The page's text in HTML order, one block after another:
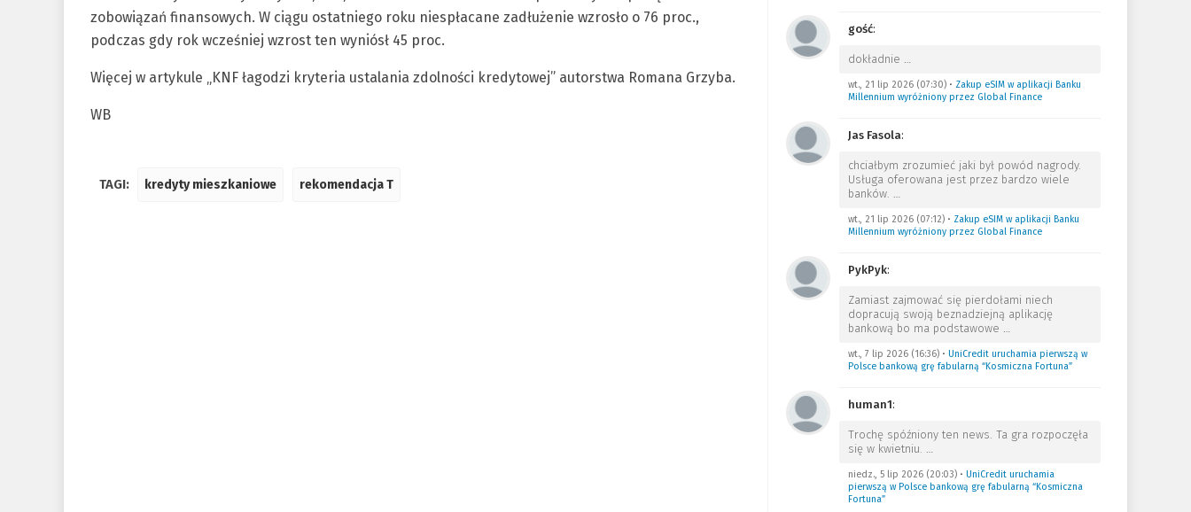
zobowiązań finansowych. W ciągu ostatniego roku niespłacane zadłużenie wzrosło o 76 proc.,
podczas gdy rok wcześniej wzrost ten wyniósł 45 proc.
Więcej w artykule „KNF łagodzi kryteria ustalania zdolności kredytowej” autorstwa Romana Grzyba.
WB
TAGI: kredyty mieszkaniowe rekomendacja T
gość:
dokładnie …
wt., 21 lip 2026 (07:30)• Zakup eSIM w aplikacji Banku
Millennium wyróżniony przez Global Finance
Jas Fasola:
chciałbym zrozumieć jaki był powód nagrody.
Usługa oferowana jest przez bardzo wiele
banków. …
wt., 21 lip 2026 (07:12)• Zakup eSIM w aplikacji Banku
Millennium wyróżniony przez Global Finance
PykPyk:
Zamiast zajmować się pierdołami niech
dopracują swoją beznadziejną aplikację
bankową bo ma podstawowe …
wt., 7 lip 2026 (16:36)• UniCredit uruchamia pierwszą w
Polsce bankową grę fabularną “Kosmiczna Fortuna”
human1:
Trochę spóźniony ten news. Ta gra rozpoczęła
się w kwietniu. …
niedz., 5 lip 2026 (20:03)• UniCredit uruchamia
pierwszą w Polsce bankową grę fabularną “Kosmiczna
Fortuna”